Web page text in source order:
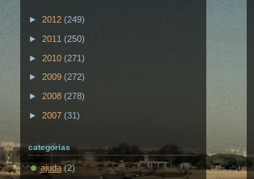
► 2012 (249)
► 2011 (250)
► 2010 (271)
► 2009 (272)
► 2008 (278)
► 2007 (31)
categorias
ajuda (2)